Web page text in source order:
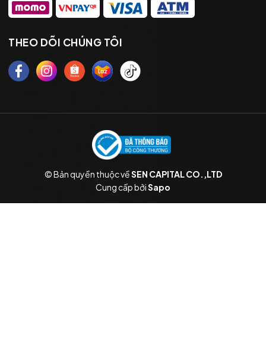
THEO DÕI CHÚNG TÔI
© Bản quyền thuộc vềSEN CAPITAL CO.,LTD
Cung cấp bởiSapo